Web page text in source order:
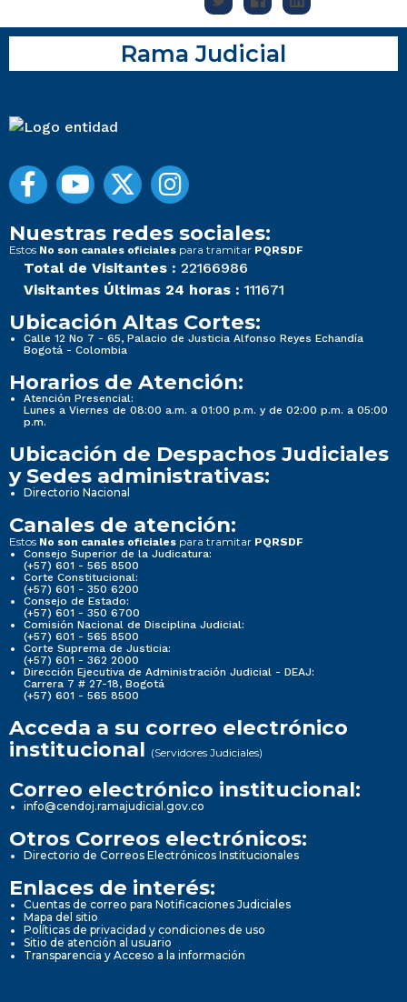
Rama Judicial
Nuestras redes sociales:
Estos No son canales oficiales para tramitar PQRSDF
Total de Visitantes : 22166986
Visitantes Últimas 24 horas : 111671
Ubicación Altas Cortes:
Calle 12 No 7 - 65, Palacio de Justicia Alfonso Reyes Echandía
Bogotá - Colombia
Horarios de Atención:
Atención Presencial:
Lunes a Viernes de 08:00 a.m. a 01:00 p.m. y de 02:00 p.m. a 05:00
p.m.
Ubicación de Despachos Judiciales
y Sedes administrativas:
Directorio Nacional
Canales de atención:
Estos No son canales oficiales para tramitar PQRSDF
Consejo Superior de la Judicatura:
(+57) 601 - 565 8500
Corte Constitucional:
(+57) 601 - 350 6200
Consejo de Estado:
(+57) 601 - 350 6700
Comisión Nacional de Disciplina Judicial:
(+57) 601 - 565 8500
Corte Suprema de Justicia:
(+57) 601 - 362 2000
Dirección Ejecutiva de Administración Judicial - DEAJ:
Carrera 7 # 27-18, Bogotá
(+57) 601 - 565 8500
Acceda a su correo electrónico
institucional (Servidores Judiciales)
Correo electrónico institucional:
info@cendoj.ramajudicial.gov.co
Otros Correos electrónicos:
Directorio de Correos Electrónicos Institucionales
Enlaces de interés:
Cuentas de correo para Notificaciones Judiciales
Mapa del sitio
Políticas de privacidad y condiciones de uso
Sitio de atención al usuario
Transparencia y Acceso a la información